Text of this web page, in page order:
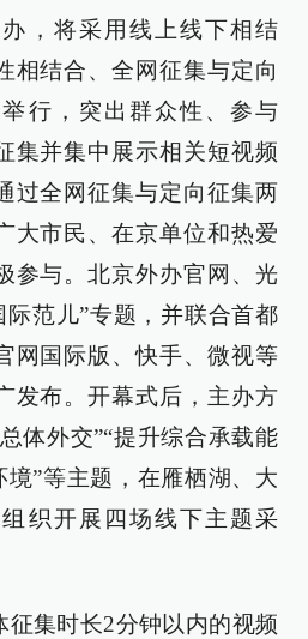
，将采用线上线下相结
相结合、全网征集与定向
行，突出群众性、参与
集并集中展示相关短视频
过全网征集与定向征集两
大市民、在京单位和热爱
参与。北京外办官网、光
际范儿”专题，并联合首都
网国际版、快手、微视等
发布。开幕式后，主办方
体外交”“提升综合承载能
境”等主题，在雁栖湖、大
织开展四场线下主题采
征集时长2分钟以内的视频